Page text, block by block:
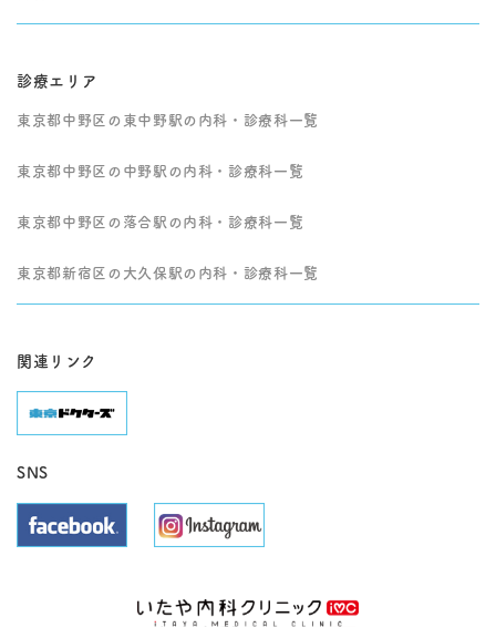
診療エリア
東京都中野区の東中野駅の内科・診療科一覧
東京都中野区の中野駅の内科・診療科一覧
東京都中野区の落合駅の内科・診療科一覧
東京都新宿区の大久保駅の内科・診療科一覧
関連リンク
SNS